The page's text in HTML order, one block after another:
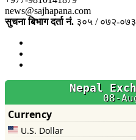
news@sajhapana.com
सुचना बिभाग दर्ता नं. ३०५ / ०७२-०७३